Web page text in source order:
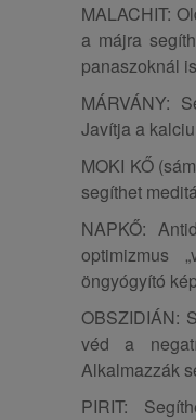
MALACHIT:
a májra
panaszoknál
MÁRVÁNY:
Javítja a
MOKI KŐ
segíthet
NAPKŐ:
optimizmus
öngyógyító
OBSZIDIÁN:
véd a
Alkalmazzák
PIRIT: